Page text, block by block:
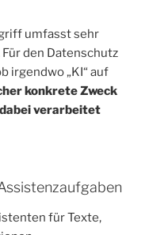
umfasst sehr
den Datenschutz
irgendwo „KI“ auf
konkrete Zweck
verarbeitet
für Texte,